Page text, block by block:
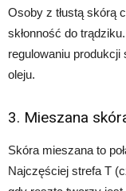
Osoby z tłustą skórą
skłonność do
regulowaniu
oleju.
3. Mieszana
Skóra mieszana to
Najczęściej strefa T